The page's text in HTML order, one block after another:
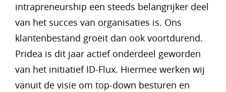
intrapreneurship een steeds belangrijker deel
van het succes van organisaties is. Ons
klantenbestand groeit dan ook voortdurend.
Pridea is dit jaar actief onderdeel geworden
van het initiatief ID-Flux. Hiermee werken wij
vanuit de visie om top-down besturen en